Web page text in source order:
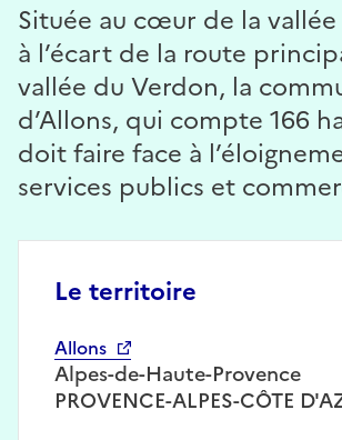
Située au cœur de la vallée
à l’écart de la route
vallée du Verdon, la
d’Allons, qui compte 166
doit faire face à
services publics et
Le territoire
Allons
Alpes-de-Haute-Provence
PROVENCE-ALPES-CÔTE